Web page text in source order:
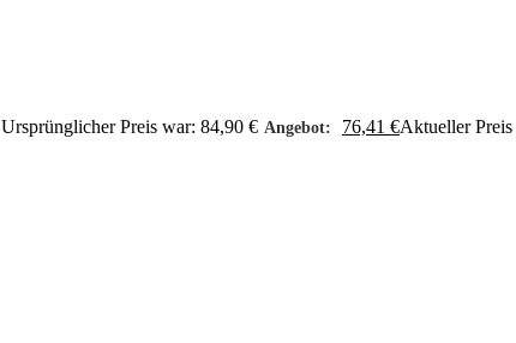
Ursprünglicher Preis war: 84,90 € Angebot: 76,41 €Aktueller